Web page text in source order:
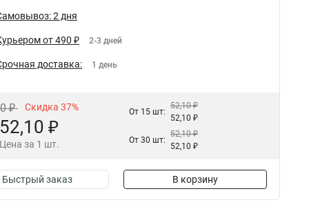
2 дня
от 490 ₽ 2-3 дней
доставка: 1 день
₽ Скидка 37%
52,10 ₽
за 1 шт.
От 15 шт:
52,10 ₽
52,10 ₽
От 30 шт:
52,10 ₽
52,10 ₽
Быстрый заказ В корзину